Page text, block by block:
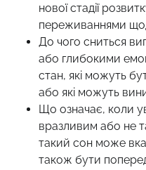
нової стадії
переживаннями
До чого сниться
або глибокими
стан, які можуть
або які можуть
Що означає, коли
вразливим або не
такий сон може
також бути